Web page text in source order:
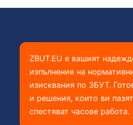
ZBUT.EU е вашият
изпълнение на
изисквания по ЗБУТ.
и решения, които ви
спестяват часове работа.